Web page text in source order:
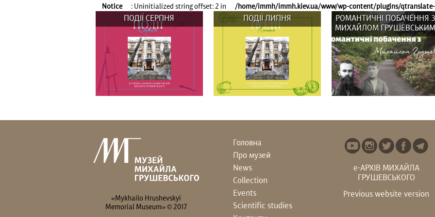
Notice : Uninitialized string offset: 2 in /home/immh/immh.kiev.ua/www/wp-content/plugins/
ПОДІЇ СЕРПНЯ
ВИСТАВКИ: 29 та 30 серпня о
14:00 Вистав(к)а...
ПОДІЇ ЛИПНЯ
У липні в музеї: ВИСТАВКИ:
Вистав(к)а «СВОЇ/ЧУЖІ
ЛЮДИ,...
РОМАНТИЧНІ ПОБАЧЕННЯ З
МИХАЙЛОМ
Грушевський усе життя був
“батьком...
«Mykhailo Hrushevskyi
Memorial Museum» © 2017
Головна
Про музей
News
Collection
Events
Scientific studies
е-АРХІВ МИХАЙЛА
ГРУШЕВСЬКОГО
Previous website version